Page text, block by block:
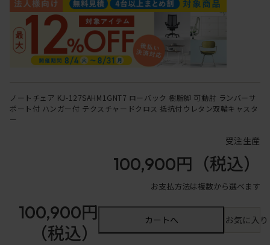
ノートチェア KJ-127SAHM1GNT7 ローバック 樹脂脚 可動肘 ランバーサ
ポート付 ハンガー付 テクスチャードクロス 抵抗付ウレタン双輪キャスタ
ー
受注生産
100,900円 （税込）
お支払方法は複数から選べます
100,900円
（税込）
カートへ お気に入